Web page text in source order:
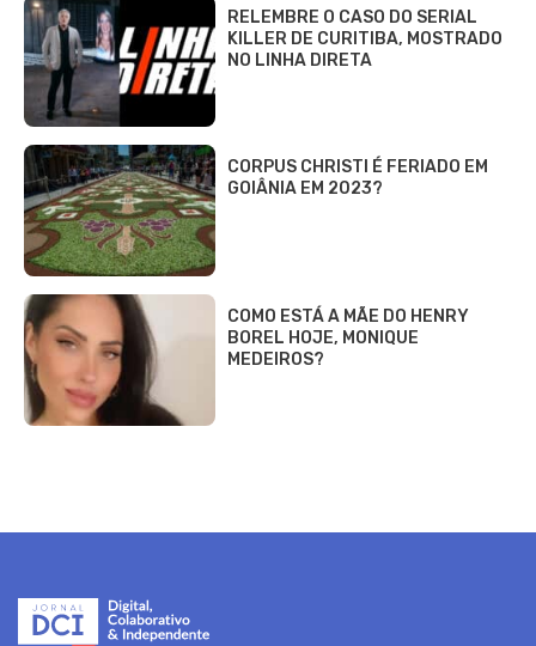
RELEMBRE O CASO DO SERIAL
KILLER DE CURITIBA, MOSTRADO
NO LINHA DIRETA
CORPUS CHRISTI É FERIADO EM
GOIÂNIA EM 2023?
COMO ESTÁ A MÃE DO HENRY
BOREL HOJE, MONIQUE
MEDEIROS?